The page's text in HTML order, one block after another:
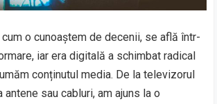
o cunoaștem de decenii, se află într-
iar era digitală a schimbat radical
conținutul media. De la televizorul
sau cabluri, am ajuns la o